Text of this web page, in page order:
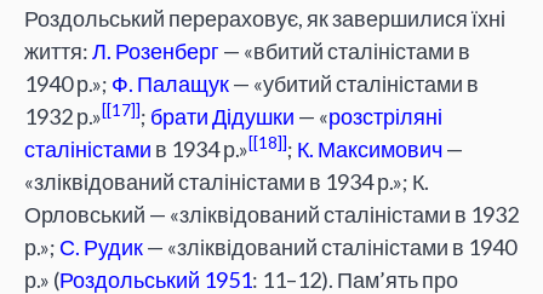
Роздольський перераховує, як завершилися їхні
життя:Л. Розенберг — «вбитий сталіністами в
1940 р.»; Ф. Палащук— «убитий сталіністами в
1932 р.» [17] ; братиДідушки — «розстріляні
сталіністами в 1934 р.» [18] ; К. Максимович—
«зліквідований сталіністами в 1934 р.»; К.
Орловський — «зліквідований сталіністами в 1932
р.»; С. Рудик— «зліквідований сталіністами в 1940
р.» (Роздольський 1951: 11–12). Пам’ять про